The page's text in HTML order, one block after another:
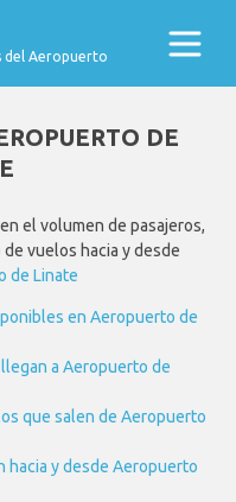
del Aeropuerto
DE
el volumen de pasajeros,
vuelos hacia y desde
de Linate
en Aeropuerto de
a Aeropuerto de
que salen de Aeropuerto
hacia y desde Aeropuerto